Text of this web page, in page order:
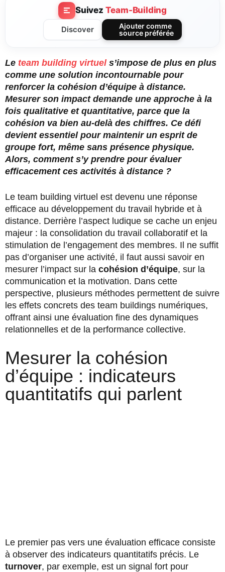
Suivez Team-Building
Discover
Ajouter comme
source préférée
Le team building virtuels’impose de plus en plus
comme une solution incontournable pour
renforcer la cohésion d’équipe à distance.
Mesurer son impact demande une approche à la
fois qualitative et quantitative, parce que la
cohésion va bien au-delà des chiffres. Ce défi
devient essentiel pour maintenir un esprit de
groupe fort, même sans présence physique.
Alors, comment s’y prendre pour évaluer
efficacement ces activités à distance ?
Le team building virtuel est devenu une réponse
efficace au développement du travail hybride et à
distance. Derrière l’aspect ludique se cache un enjeu
majeur : la consolidation du travail collaboratif et la
stimulation de l’engagement des membres. Il ne suffit
pas d’organiser une activité, il faut aussi savoir en
mesurer l’impact sur la cohésion d’équipe, sur la
communication et la motivation. Dans cette
perspective, plusieurs méthodes permettent de suivre
les effets concrets des team buildings numériques,
offrant ainsi une évaluation fine des dynamiques
relationnelles et de la performance collective.
Mesurer la cohésion
d’équipe : indicateurs
quantitatifs qui parlent
Le premier pas vers une évaluation efficace consiste
à observer des indicateurs quantitatifs précis. Le
turnover, par exemple, est un signal fort pour